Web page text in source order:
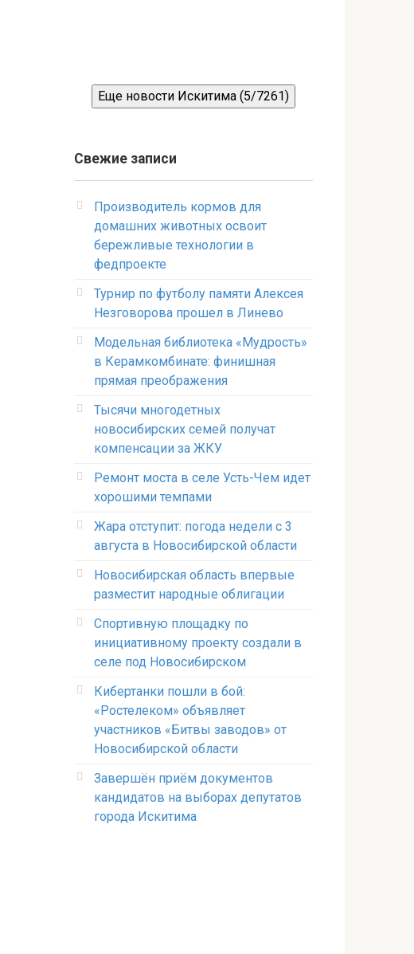
Еще новости Искитима (5/7261)
Свежие записи
Производитель кормов для
домашних животных освоит
бережливые технологии в
федпроекте
Турнир по футболу памяти Алексея
Незговорова прошел в Линево
Модельная библиотека «Мудрость»
в Керамкомбинате: финишная
прямая преображения
Тысячи многодетных
новосибирских семей получат
компенсации за ЖКУ
Ремонт моста в селе Усть-Чем идет
хорошими темпами
Жара отступит: погода недели с 3
августа в Новосибирской области
Новосибирская область впервые
разместит народные облигации
Спортивную площадку по
инициативному проекту создали в
селе под Новосибирском
Кибертанки пошли в бой:
«Ростелеком» объявляет
участников «Битвы заводов» от
Новосибирской области
Завершён приём документов
кандидатов на выборах депутатов
города Искитима